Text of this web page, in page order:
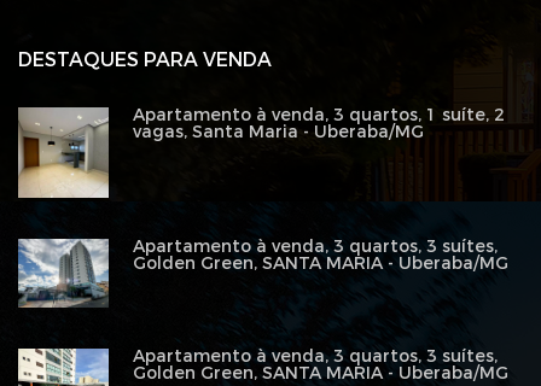
DESTAQUES PARA VENDA
Apartamento à venda, 3 quartos, 1 suíte, 2
vagas, Santa Maria - Uberaba/MG
Apartamento à venda, 3 quartos, 3 suítes,
Golden Green, SANTA MARIA - Uberaba/MG
Apartamento à venda, 3 quartos, 3 suítes,
Golden Green, SANTA MARIA - Uberaba/MG